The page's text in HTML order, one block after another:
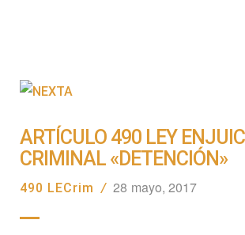
ARTÍCULO 490 LEY
CRIMINAL «DETENCIÓN»
490 LECrim / 28 mayo, 2017